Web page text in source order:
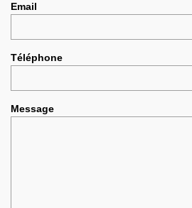
Email
Téléphone
Message